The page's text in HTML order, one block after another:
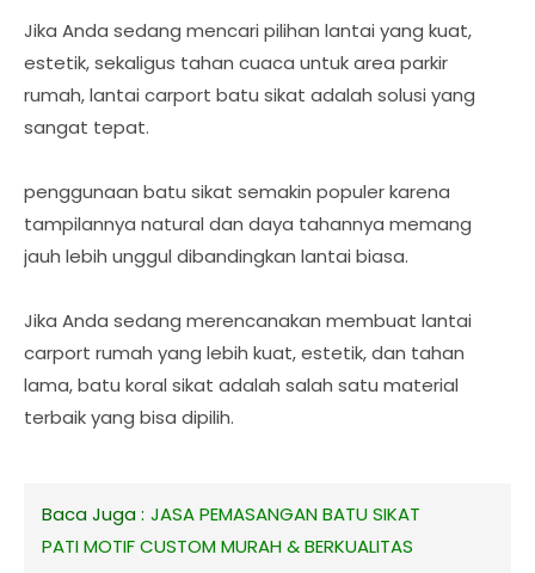
Jika Anda sedang mencari pilihan lantai yang kuat,
estetik, sekaligus tahan cuaca untuk area parkir
rumah, lantai carport batu sikat adalah solusi yang
sangat tepat.
penggunaan batu sikat semakin populer karena
tampilannya natural dan daya tahannya memang
jauh lebih unggul dibandingkan lantai biasa.
Jika Anda sedang merencanakan membuat lantai
carport rumah yang lebih kuat, estetik, dan tahan
lama, batu koral sikat adalah salah satu material
terbaik yang bisa dipilih.
Baca Juga : JASA PEMASANGAN BATU SIKAT
PATI MOTIF CUSTOM MURAH & BERKUALITAS